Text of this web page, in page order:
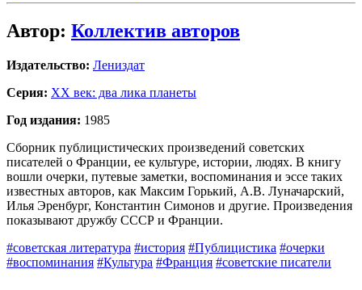
Автор: Коллектив авторов
Издательство: Лениздат
Серия: XX век: два лика планеты
Год издания: 1985
Сборник публицистических произведений советских
писателей о Франции, ее культуре, истории, людях. В книгу
вошли очерки, путевые заметки, воспоминания и эссе таких
известных авторов, как Максим Горький, А.В. Луначарский,
Илья Эренбург, Константин Симонов и другие. Произведения
показывают дружбу СССР и Франции.
#советская литература #история #Публицистика #очерки
#воспоминания #Культура #Франция #советские писатели